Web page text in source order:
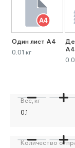
Один лист А4
0.01 кг
А4
Вес, кг
Количество